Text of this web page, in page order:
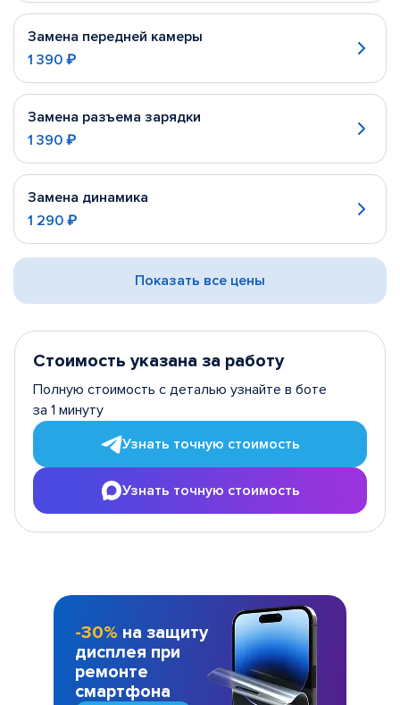
Замена передней камеры
1 390 ₽
Замена разъема зарядки
1 390 ₽
Замена динамика
1 290 ₽
Показать все цены
Стоимость указана за работу
Полную стоимость с деталью узнайте в боте
за 1 минуту
Узнать точную стоимость
Узнать точную стоимость
-30% на защиту
дисплея при
ремонте
смартфона